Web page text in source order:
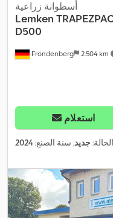
Fröndenberg 2.504 km
أسطوانة زراعية
Lemken
D500
استعلام
الحالة:جديد, سنة الصنع:2024